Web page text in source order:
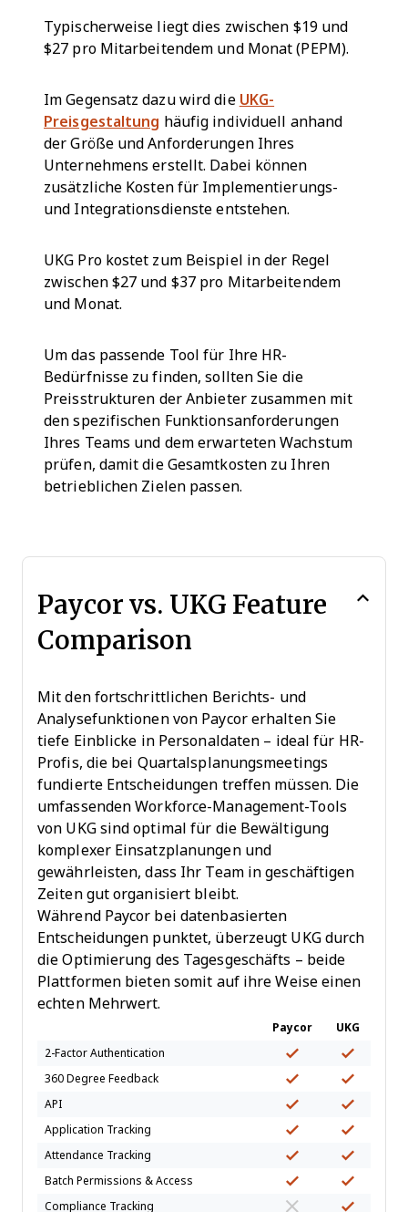
Typischerweise liegt dies zwischen $19 und
$27 pro Mitarbeitendem und Monat (PEPM).
Im Gegensatz dazu wird die UKG-
Preisgestaltung häufig individuell anhand
der Größe und Anforderungen Ihres
Unternehmens erstellt. Dabei können
zusätzliche Kosten für Implementierungs-
und Integrationsdienste entstehen.
UKG Pro kostet zum Beispiel in der Regel
zwischen $27 und $37 pro Mitarbeitendem
und Monat.
Um das passende Tool für Ihre HR-
Bedürfnisse zu finden, sollten Sie die
Preisstrukturen der Anbieter zusammen mit
den spezifischen Funktionsanforderungen
Ihres Teams und dem erwarteten Wachstum
prüfen, damit die Gesamtkosten zu Ihren
betrieblichen Zielen passen.
Paycor vs. UKG Feature
Comparison
Mit den fortschrittlichen Berichts- und
Analysefunktionen von Paycor erhalten Sie
tiefe Einblicke in Personaldaten – ideal für HR-
Profis, die bei Quartalsplanungsmeetings
fundierte Entscheidungen treffen müssen. Die
umfassenden Workforce-Management-Tools
von UKG sind optimal für die Bewältigung
komplexer Einsatzplanungen und
gewährleisten, dass Ihr Team in geschäftigen
Zeiten gut organisiert bleibt.
Während Paycor bei datenbasierten
Entscheidungen punktet, überzeugt UKG durch
die Optimierung des Tagesgeschäfts – beide
Plattformen bieten somit auf ihre Weise einen
echten Mehrwert.
Paycor
UKG
2-Factor Authentication
360 Degree Feedback
API
Application Tracking
Attendance Tracking
Batch Permissions & Access
Compliance Tracking